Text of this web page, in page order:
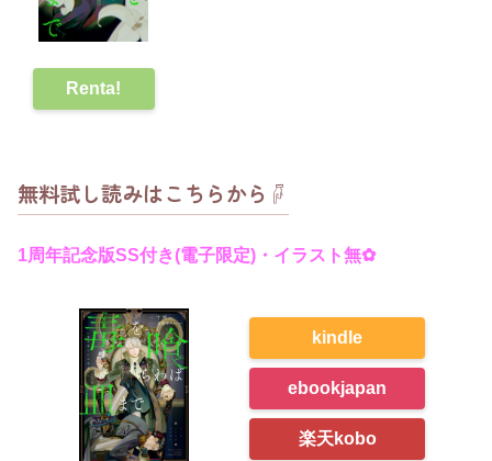
Renta!
無料試し読みはこちらから☟
1周年記念版SS付き(電子限定) ・イラスト無✿
kindle
ebookjapan
楽天kobo